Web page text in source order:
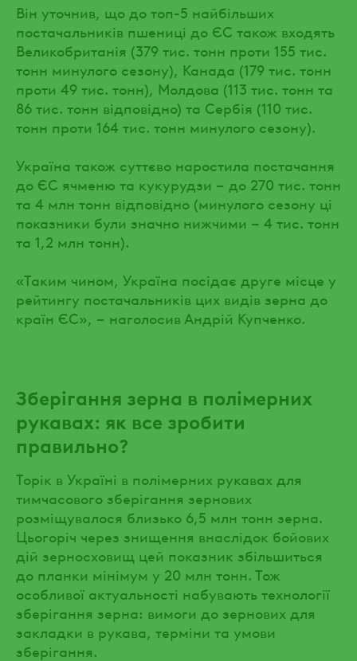
Він уточнив, що до топ-5 найбільших
постачальників пшениці до ЄС також входять
Великобританія (379 тис. тонн проти 155 тис.
тонн минулого сезону), Канада (179 тис. тонн
проти 49 тис. тонн), Молдова (113 тис. тонн та
86 тис. тонн відповідно) та Сербія (110 тис.
тонн проти 164 тис. тонн минулого сезону).
Україна також суттєво наростила постачання
до ЄС ячменю та кукурудзи – до 270 тис. тонн
та 4 млн тонн відповідно (минулого сезону ці
показники були значно нижчими – 4 тис. тонн
та 1,2 млн тонн).
«Таким чином, Україна посідає друге місце у
рейтингу постачальників цих видів зерна до
країн ЄС», – наголосив Андрій Купченко.
Зберігання зерна в полімерних
рукавах: як все зробити
правильно?
Торік в Україні в полімерних рукавах для
тимчасового зберігання зернових
розміщувалося близько 6,5 млн тонн зерна.
Цьогоріч через знищення внаслідок бойових
дій зерносховищ цей показник збільшиться
до планки мінімум у 20 млн тонн. Тож
особливої актуальності набувають технології
зберігання зерна: вимоги до зернових для
закладки в рукава, терміни та умови
зберігання.